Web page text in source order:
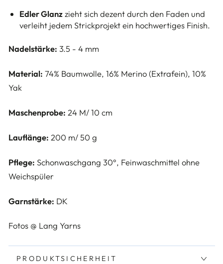
Edler Glanzzieht sich dezent durch den Faden und
verleiht jedem Strickprojekt ein hochwertiges Finish.
Nadelstärke: 3.5 - 4 mm
Material: 74% Baumwolle, 16% Merino (Extrafein), 10%
Yak
Maschenprobe: 24 M/ 10 cm
Lauflänge: 200 m/ 50 g
Pflege: Schonwaschgang 30°, Feinwaschmittel ohne
Weichspüler
Garnstärke: DK
Fotos @ Lang Yarns
PRODUKTSICHERHEIT